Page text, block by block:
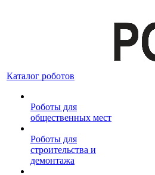
Каталог роботов
Роботы для
общественных мест
Роботы для
строительства и
демонтажа